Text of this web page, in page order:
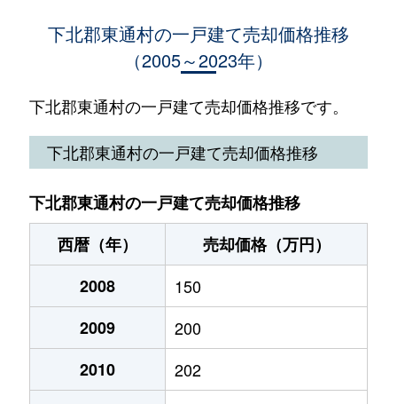
下北郡東通村の一戸建て売却価格推移
（2005～2023年）
下北郡東通村の一戸建て売却価格推移です。
下北郡東通村の一戸建て売却価格推移
下北郡東通村の一戸建て売却価格推移
西暦（年）
売却価格（万円）
2008
150
2009
200
2010
202